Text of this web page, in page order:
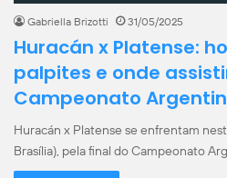
Gabriella Brizotti 31/05/2025
Huracán x Platense:
palpites e onde
Campeonato
Huracán x Platense se enfrentam
Brasília), pela final do Campeonato